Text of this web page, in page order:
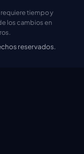
requiere tiempo y
los cambios en
reservados.